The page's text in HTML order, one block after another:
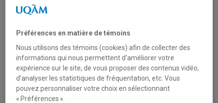
Site web de la revue
BELLICA. GUERRE, HISTOIRE, SOCIÉTÉS
2 numéros par an
Préférences en matière de témoins
Nous utilisons des témoins (cookies) afin de collecter des
informations qui nous permettent d’améliorer votre
expérience sur le site, de vous proposer des contenus vidéo,
d’analyser les statistiques de fréquentation, etc. Vous
pouvez personnaliser votre choix en sélectionnant
« Préférences ».